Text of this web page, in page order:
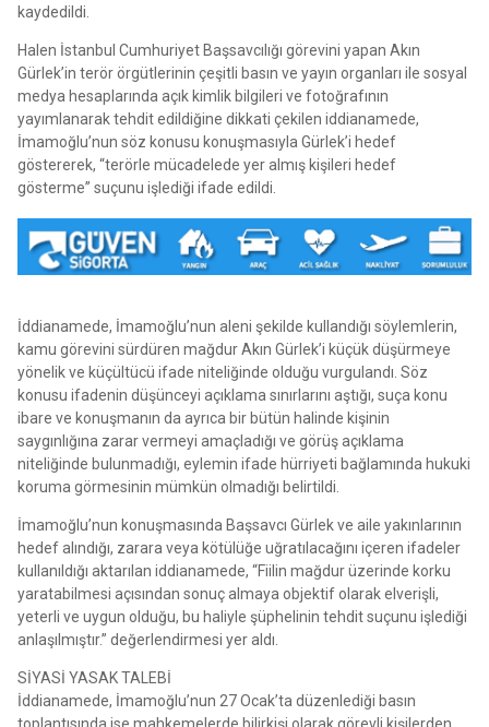
kaydedildi.
Halen İstanbul Cumhuriyet Başsavcılığı görevini yapan Akın
Gürlek’in terör örgütlerinin çeşitli basın ve yayın organları ile sosyal
medya hesaplarında açık kimlik bilgileri ve fotoğrafının
yayımlanarak tehdit edildiğine dikkati çekilen iddianamede,
İmamoğlu’nun söz konusu konuşmasıyla Gürlek’i hedef
göstererek, “terörle mücadelede yer almış kişileri hedef
gösterme” suçunu işlediği ifade edildi.
İddianamede, İmamoğlu’nun aleni şekilde kullandığı söylemlerin,
kamu görevini sürdüren mağdur Akın Gürlek’i küçük düşürmeye
yönelik ve küçültücü ifade niteliğinde olduğu vurgulandı. Söz
konusu ifadenin düşünceyi açıklama sınırlarını aştığı, suça konu
ibare ve konuşmanın da ayrıca bir bütün halinde kişinin
saygınlığına zarar vermeyi amaçladığı ve görüş açıklama
niteliğinde bulunmadığı, eylemin ifade hürriyeti bağlamında hukuki
koruma görmesinin mümkün olmadığı belirtildi.
İmamoğlu’nun konuşmasında Başsavcı Gürlek ve aile yakınlarının
hedef alındığı, zarara veya kötülüğe uğratılacağını içeren ifadeler
kullanıldığı aktarılan iddianamede, “Fiilin mağdur üzerinde korku
yaratabilmesi açısından sonuç almaya objektif olarak elverişli,
yeterli ve uygun olduğu, bu haliyle şüphelinin tehdit suçunu işlediği
anlaşılmıştır.” değerlendirmesi yer aldı.
SİYASİ YASAK TALEBİ
İddianamede, İmamoğlu’nun 27 Ocak’ta düzenlediği basın